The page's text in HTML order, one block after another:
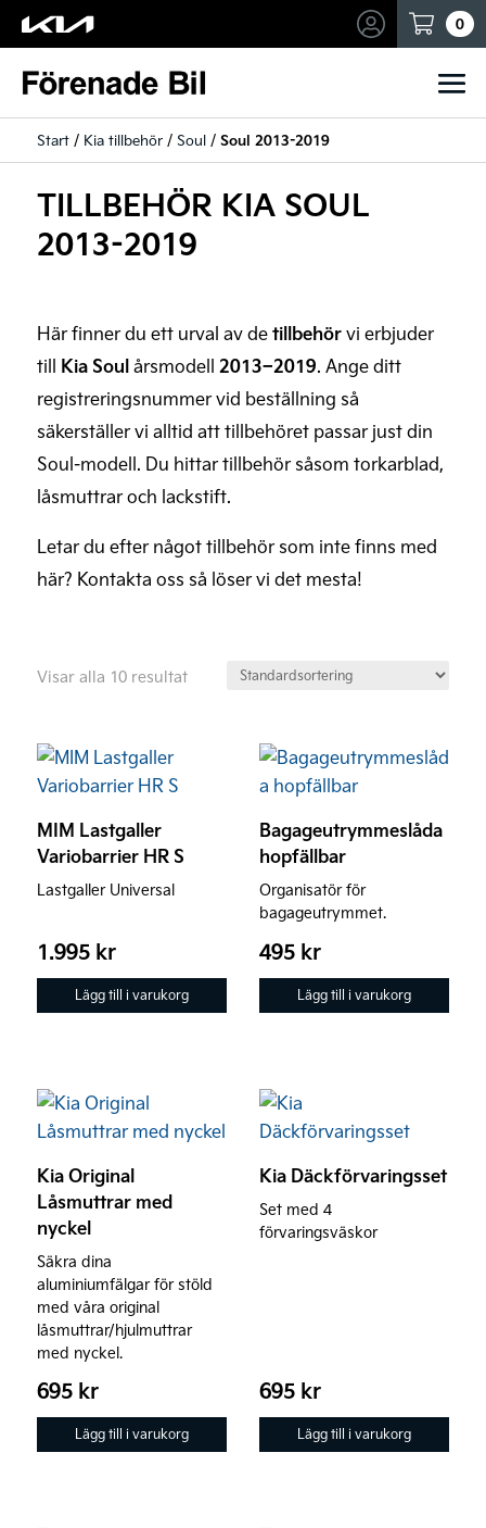
0
Start/ Kia tillbehör/ Soul/ Soul 2013-2019
TILLBEHÖR KIA SOUL
2013-2019
Här finner du ett urval av detillbehörvi erbjuder
till Kia Soulårsmodell 2013–2019. Ange ditt
registreringsnummer vid beställning så
säkerställer vi alltid att tillbehöret passar just din
Soul-modell. Du hittar tillbehör såsom torkarblad,
låsmuttrar och lackstift.
Letar du efter något tillbehör som inte finns med
här? Kontakta oss så löser vi det mesta!
Visar alla 10 resultat
MIM Lastgaller
Variobarrier HR S
Lastgaller Universal
1.995 kr
Lägg till i varukorg
Bagageutrymmeslåda
hopfällbar
Organisatör för
bagageutrymmet.
495 kr
Lägg till i varukorg
Kia Original
Låsmuttrar med
nyckel
Säkra dina
aluminiumfälgar för stöld
med våra original
låsmuttrar/hjulmuttrar
med nyckel.
695 kr
Lägg till i varukorg
Kia Däckförvaringsset
Set med 4
förvaringsväskor
695 kr
Lägg till i varukorg